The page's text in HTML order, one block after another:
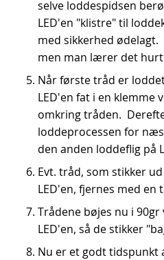
selve loddespidsen
LED'en "klistre" til
med sikkerhed
men man lærer det
Når første tråd er
LED'en fat i en klemme
omkring tråden.
loddeprocessen for
den anden loddeflig på
Evt. tråd, som stikker
LED'en, fjernes med en
Trådene bøjes nu i
LED'en, så de stikker
Nu er et godt tidspunkt